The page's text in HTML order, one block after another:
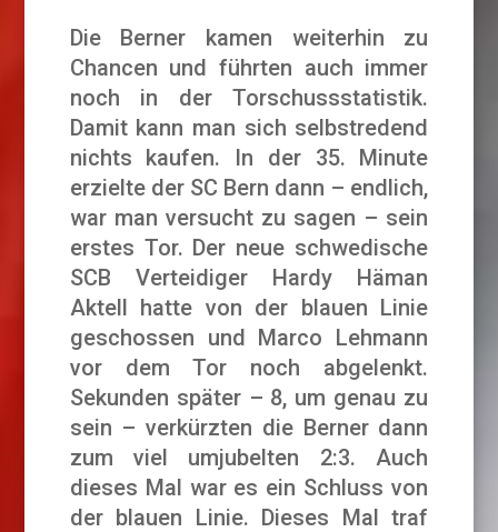
Die Berner kamen weiterhin zu
Chancen und führten auch immer
noch in der Torschussstatistik.
Damit kann man sich selbstredend
nichts kaufen. In der 35. Minute
erzielte der SC Bern dann – endlich,
war man versucht zu sagen – sein
erstes Tor. Der neue schwedische
SCB Verteidiger Hardy Häman
Aktell hatte von der blauen Linie
geschossen und Marco Lehmann
vor dem Tor noch abgelenkt.
Sekunden später – 8, um genau zu
sein – verkürzten die Berner dann
zum viel umjubelten 2:3. Auch
dieses Mal war es ein Schluss von
der blauen Linie. Dieses Mal traf